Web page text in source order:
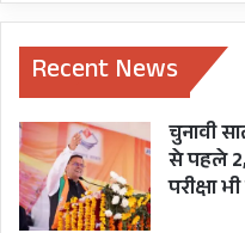
Recent News
चुनावी
से पहले
परीक्षा